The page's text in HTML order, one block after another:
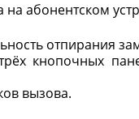
абонентском
отпирания
кнопочных
вызова.